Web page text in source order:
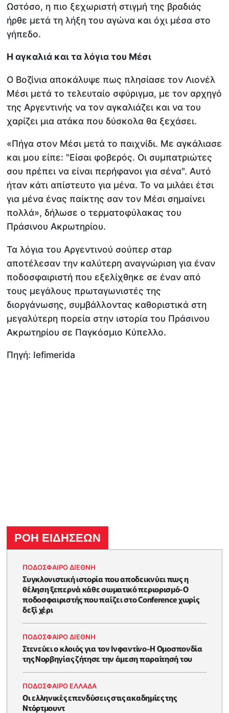
Ωστόσο, η πιο ξεχωριστή στιγμή της βραδιάς
ήρθε μετά τη λήξη του αγώνα και όχι μέσα στο
γήπεδο.
Η αγκαλιά και τα λόγια του Μέσι
Ο Βοζίνια αποκάλυψε πως πλησίασε τον Λιονέλ
Μέσι μετά το τελευταίο σφύριγμα, με τον αρχηγό
της Αργεντινής να τον αγκαλιάζει και να του
χαρίζει μια ατάκα που δύσκολα θα ξεχάσει.
«Πήγα στον Μέσι μετά το παιχνίδι. Με αγκάλιασε
και μου είπε: "Είσαι φοβερός. Οι συμπατριώτες
σου πρέπει να είναι περήφανοι για σένα". Αυτό
ήταν κάτι απίστευτο για μένα. Το να μιλάει έτσι
για μένα ένας παίκτης σαν τον Μέσι σημαίνει
πολλά», δήλωσε ο τερματοφύλακας του
Πράσινου Ακρωτηρίου.
Τα λόγια του Αργεντινού σούπερ σταρ
αποτέλεσαν την καλύτερη αναγνώριση για έναν
ποδοσφαιριστή που εξελίχθηκε σε έναν από
τους μεγάλους πρωταγωνιστές της
διοργάνωσης, συμβάλλοντας καθοριστικά στη
μεγαλύτερη πορεία στην ιστορία του Πράσινου
Ακρωτηρίου σε Παγκόσμιο Κύπελλο.
Πηγή: Iefimerida
ΡΟΗ ΕΙΔΗΣΕΩΝ
ΠΟΔΟΣΦΑΙΡΟ ΔΙΕΘΝΗ
Συγκλονιστική ιστορία που αποδεικνύει πως η
θέληση ξεπερνά κάθε σωματικό περιορισμό-Ο
ποδοσφαιριστής που παίζει στο Conference χωρίς
δεξί χέρι
ΠΟΔΟΣΦΑΙΡΟ ΔΙΕΘΝΗ
Στενεύει ο κλοιός για τον Ινφαντίνο-Η Ομοσπονδία
της Νορβηγίας ζήτησε την άμεση παραίτησή του
ΠΟΔΟΣΦΑΙΡΟ ΕΛΛΑΔΑ
Οι ελληνικές επενδύσεις στις ακαδημίες της
Ντόρτμουντ